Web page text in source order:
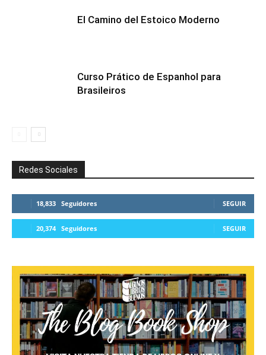
El Camino del Estoico Moderno
Curso Prático de Espanhol para
Brasileiros
Redes Sociales
18,833 Seguidores SEGUIR
20,374 Seguidores SEGUIR